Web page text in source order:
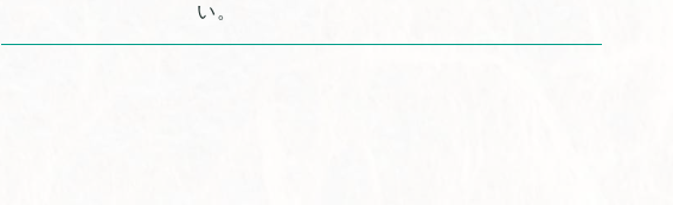
い。